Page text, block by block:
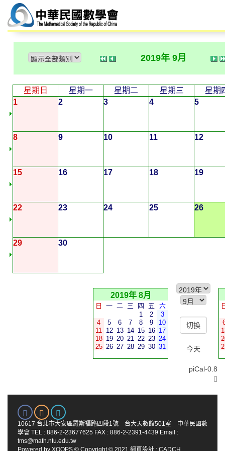
2019年 9月
星期日 星期一 星期二 星期三
星期
1
2 3 4 5
8 9 10 11 12
15 16 17 18 19
22 23 24 25 26
29 30
2019年 8月
日 一 二 三 四 五
六
1
2
3
4
5 6 7 8 9
10
11 12 13 14 15 16 17
18 19 20 21 22 23 24
25 26 27 28 29 30 31 今天
piCal-0.8
10617 台北市大安區羅斯福路四段1號 台大天數館501室 中華民國數
學會 TEL : 886-2-23677625 FAX : 886-2-2391-4439 Email :
tms@math.ntu.edu.tw
Powered by XOOPS © Copyright © 2021 網頁設計 : CADCH